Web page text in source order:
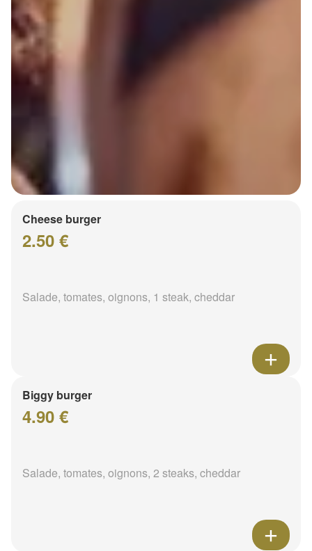
Cheese burger
2.50 €
Salade, tomates, oignons, 1 steak, cheddar
Biggy burger
4.90 €
Salade, tomates, oignons, 2 steaks, cheddar